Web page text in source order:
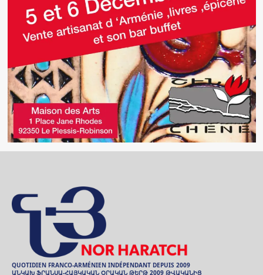
QUOTIDIEN FRANCO-ARMÉNIEN INDÉPENDANT DEPUIS 2009
ԱՆԿԱԽ ՖՐԱՆՍԱ-ՀԱՅԿԱԿԱՆ ՕՐԱԿԱՆ ԹԵՐԹ 2009 ԹՎԱԿԱՆԻՑ